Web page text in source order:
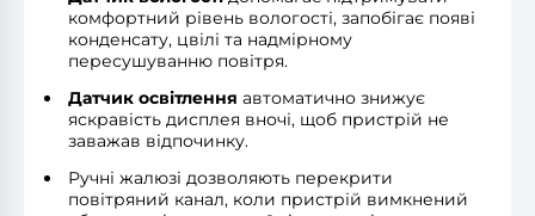
комфортний рівень вологості, запобігає появі
конденсату, цвілі та надмірному
пересушуванню повітря.
Датчик освітлення автоматично знижує
яскравість дисплея вночі, щоб пристрій не
заважав відпочинку.
Ручні жалюзі дозволяють перекрити
повітряний канал, коли пристрій вимкнений